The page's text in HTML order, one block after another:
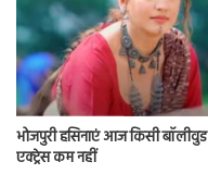
भोजपुरी हसिनाएं आज किसी बॉलीवुड
एक्ट्रेस कम नहीं